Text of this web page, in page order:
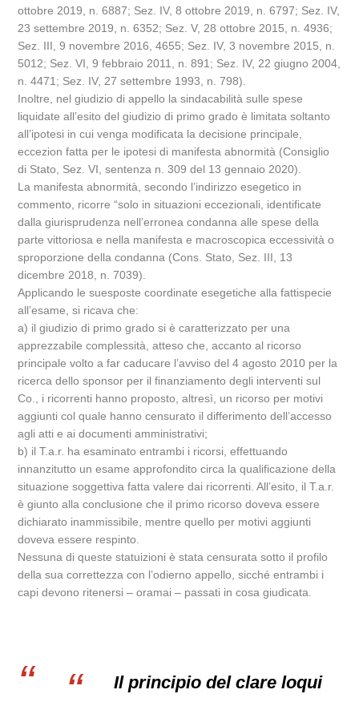
ottobre 2019, n. 6887; Sez. IV, 8 ottobre 2019, n. 6797; Sez. IV,
23 settembre 2019, n. 6352; Sez. V, 28 ottobre 2015, n. 4936;
Sez. III, 9 novembre 2016, 4655; Sez. IV, 3 novembre 2015, n.
5012; Sez. VI, 9 febbraio 2011, n. 891; Sez. IV, 22 giugno 2004,
n. 4471; Sez. IV, 27 settembre 1993, n. 798).
Inoltre, nel giudizio di appello la sindacabilità sulle spese
liquidate all’esito del giudizio di primo grado è limitata soltanto
all’ipotesi in cui venga modificata la decisione principale,
eccezion fatta per le ipotesi di manifesta abnormità (Consiglio
di Stato, Sez. VI, sentenza n. 309 del 13 gennaio 2020).
La manifesta abnormità, secondo l’indirizzo esegetico in
commento, ricorre “solo in situazioni eccezionali, identificate
dalla giurisprudenza nell’erronea condanna alle spese della
parte vittoriosa e nella manifesta e macroscopica eccessività o
sproporzione della condanna (Cons. Stato, Sez. III, 13
dicembre 2018, n. 7039).
Applicando le suesposte coordinate esegetiche alla fattispecie
all’esame, si ricava che:
a) il giudizio di primo grado si è caratterizzato per una
apprezzabile complessità, atteso che, accanto al ricorso
principale volto a far caducare l’avviso del 4 agosto 2010 per la
ricerca dello sponsor per il finanziamento degli interventi sul
Co., i ricorrenti hanno proposto, altresì, un ricorso per motivi
aggiunti col quale hanno censurato il differimento dell’accesso
agli atti e ai documenti amministrativi;
b) il T.a.r. ha esaminato entrambi i ricorsi, effettuando
innanzitutto un esame approfondito circa la qualificazione della
situazione soggettiva fatta valere dai ricorrenti. All’esito, il T.a.r.
è giunto alla conclusione che il primo ricorso doveva essere
dichiarato inammissibile, mentre quello per motivi aggiunti
doveva essere respinto.
Nessuna di queste statuizioni è stata censurata sotto il profilo
della sua correttezza con l’odierno appello, sicché entrambi i
capi devono ritenersi – oramai – passati in cosa giudicata.
Il principio del clare loqui